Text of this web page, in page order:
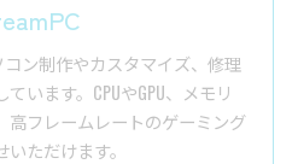
ン制作やカスタマイズ、修理
います。CPUやGPU、メモリ
高フレームレートのゲーミング
ただけます。